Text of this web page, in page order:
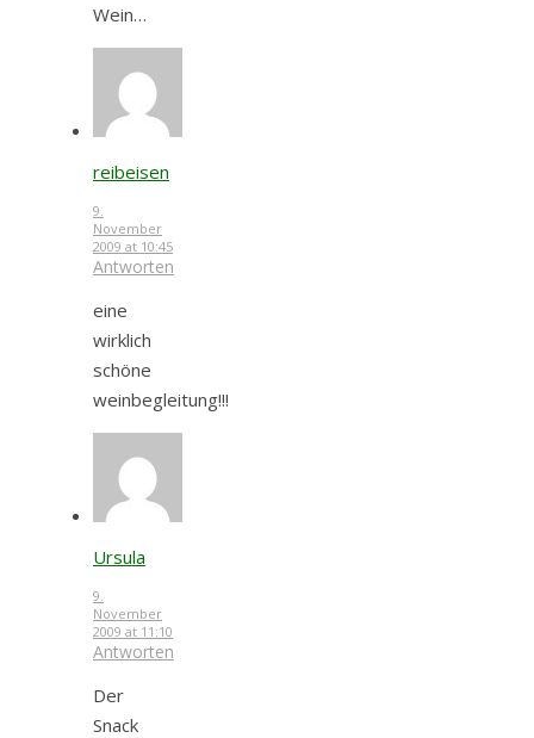
Wein…
reibeisen
9.
November
2009 at 10:45
Antworten
eine
wirklich
schöne
weinbegleitung!!!
Ursula
9.
November
2009 at 11:10
Antworten
Der
Snack